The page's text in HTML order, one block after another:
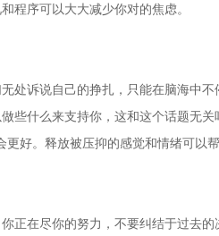
程序可以大大减少你对的焦虑。
诉说自己的挣扎，只能在脑海中不
些什么来支持你，这和这个话题无
更好。释放被压抑的感觉和情绪可以
在尽你的努力，不要纠结于过去的